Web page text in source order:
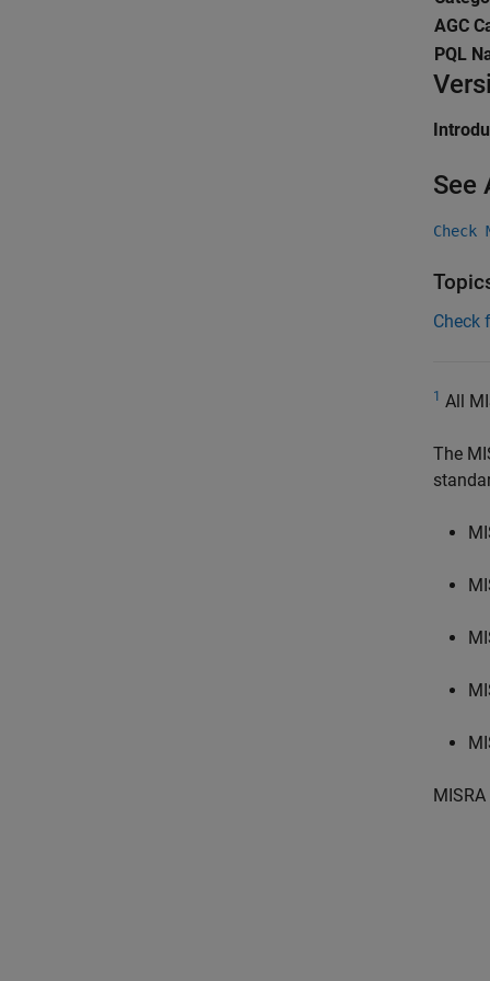
AGC
PQL
See
Check
Check
1 All
The